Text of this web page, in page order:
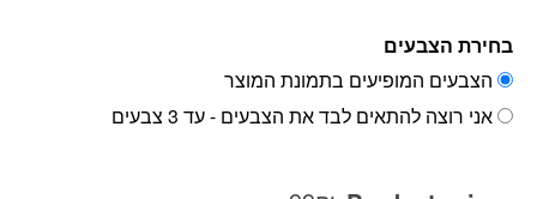
בחירת הצבעים
הצבעים המופיעים בתמונת המוצר
אני רוצה להתאים לבד את הצבעים - עד 3 צבעים